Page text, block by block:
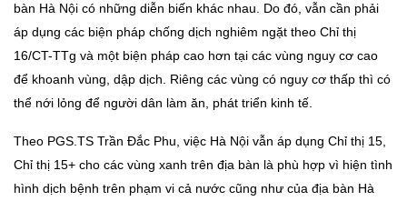
bàn Hà Nội có những diễn biến khác nhau. Do đó, vẫn cần phải
áp dụng các biện pháp chống dịch nghiêm ngặt theo Chỉ thị
16/CT-TTg và một biện pháp cao hơn tại các vùng nguy cơ cao
để khoanh vùng, dập dịch. Riêng các vùng có nguy cơ thấp thì có
thể nới lỏng để người dân làm ăn, phát triển kinh tế.
Theo PGS.TS Trần Đắc Phu, việc Hà Nội vẫn áp dụng Chỉ thị 15,
Chỉ thị 15+ cho các vùng xanh trên địa bàn là phù hợp vì hiện tình
hình dịch bệnh trên phạm vi cả nước cũng như của địa bàn Hà